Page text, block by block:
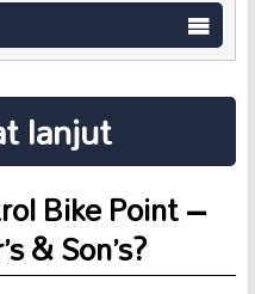
lanjut
Bike Point –
& Son’s?